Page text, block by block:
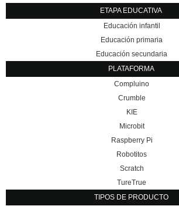
ETAPA EDUCATIVA
Educación infantil
Educación primaria
Educación secundaria
PLATAFORMA
Compluino
Crumble
KIE
Microbit
Raspberry Pi
Robotitos
Scratch
TureTrue
TIPOS DE PRODUCTO